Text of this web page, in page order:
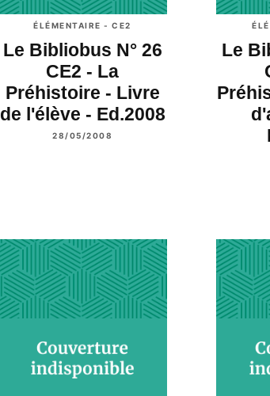
ÉLÉMENTAIRE - CE2
Le Bibliobus N° 26
CE2 - La
Préhistoire - Livre
de l'élève - Ed.2008
28/05/2008
Le